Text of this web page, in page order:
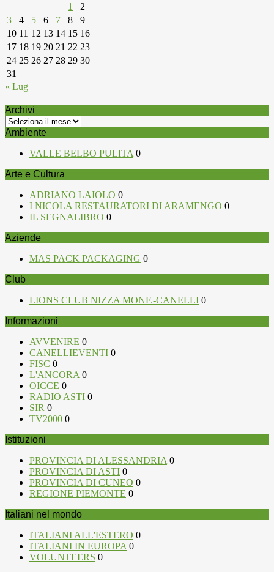
1
2
3
4 5 6 7 8
9
10 11 12 13 14 15 16
17 18 19 20 21 22 23
24 25 26 27 28 29 30
31
« Lug
Archivi
Archivi
Ambiente
VALLE BELBO PULITA 0
Arte e Cultura
ADRIANO LAIOLO 0
I NICOLA RESTAURATORI DI ARAMENGO 0
IL SEGNALIBRO 0
Aziende
MAS PACK PACKAGING 0
Club
LIONS CLUB NIZZA MONF.-CANELLI 0
Informazioni
AVVENIRE 0
CANELLIEVENTI 0
FISC 0
L'ANCORA 0
OICCE 0
RADIO ASTI 0
SIR 0
TV2000 0
Istituzioni
PROVINCIA DI ALESSANDRIA 0
PROVINCIA DI ASTI 0
PROVINCIA DI CUNEO 0
REGIONE PIEMONTE 0
Italiani nel mondo
ITALIANI ALL'ESTERO 0
ITALIANI IN EUROPA 0
VOLUNTEERS 0